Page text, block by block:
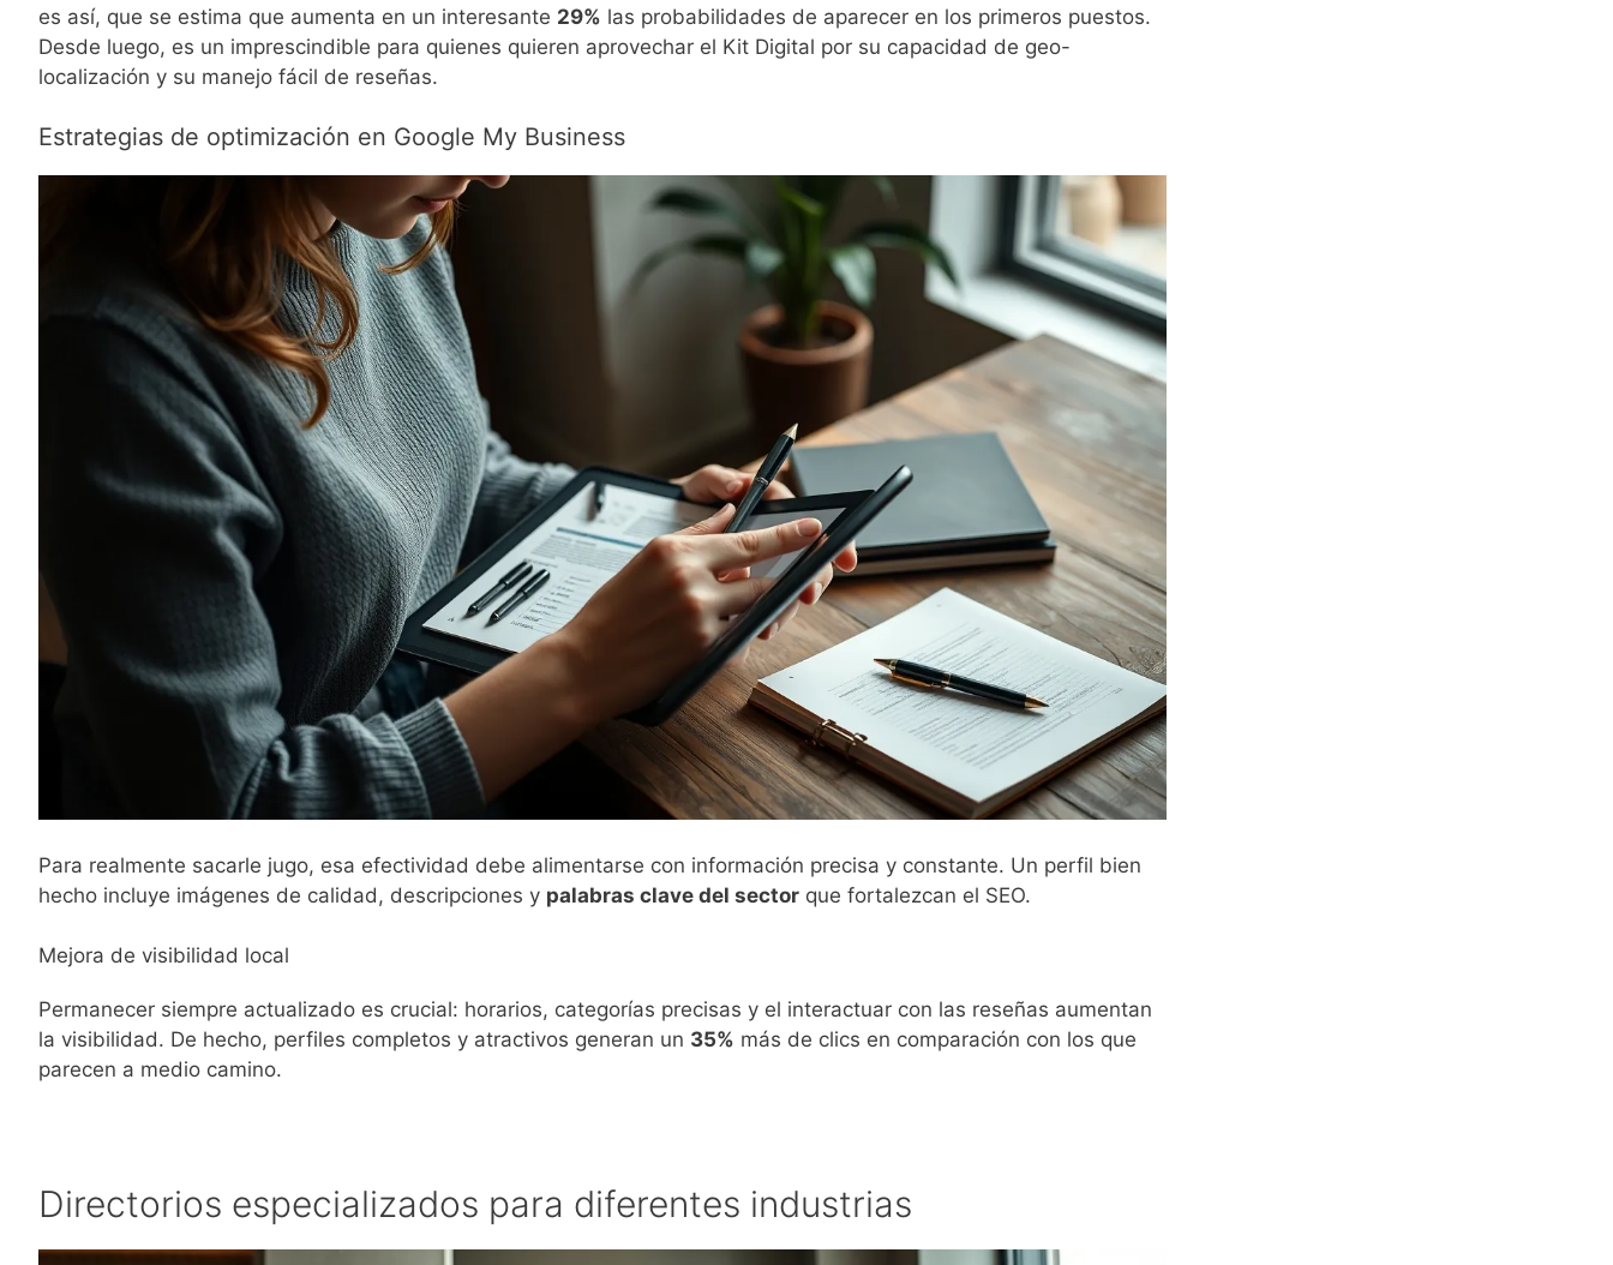
es así, que se estima que aumenta en un interesante 29% las probabilidades de aparecer en los primeros puestos.
Desde luego, es un imprescindible para quienes quieren aprovechar el Kit Digital por su capacidad de geo-
localización y su manejo fácil de reseñas.
Estrategias de optimización en Google My Business
Para realmente sacarle jugo, esa efectividad debe alimentarse con información precisa y constante. Un perfil bien
hecho incluye imágenes de calidad, descripciones y palabras clave del sector que fortalezcan el SEO.
Mejora de visibilidad local
Permanecer siempre actualizado es crucial: horarios, categorías precisas y el interactuar con las reseñas aumentan
la visibilidad. De hecho, perfiles completos y atractivos generan un 35% más de clics en comparación con los que
parecen a medio camino.
Directorios especializados para diferentes industrias